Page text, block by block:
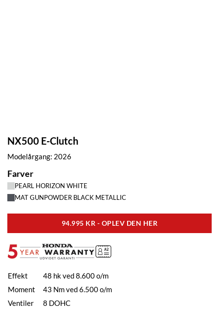
NX500 E-Clutch
Modelårgang: 2026
Farver
PEARL HORIZON WHITE
MAT GUNPOWDER BLACK METALLIC
94.995 KR - OPLEV DEN HER
Effekt
48 hk ved 8.600 o/m
Moment
43 Nm ved 6.500 o/m
Ventiler
8 DOHC